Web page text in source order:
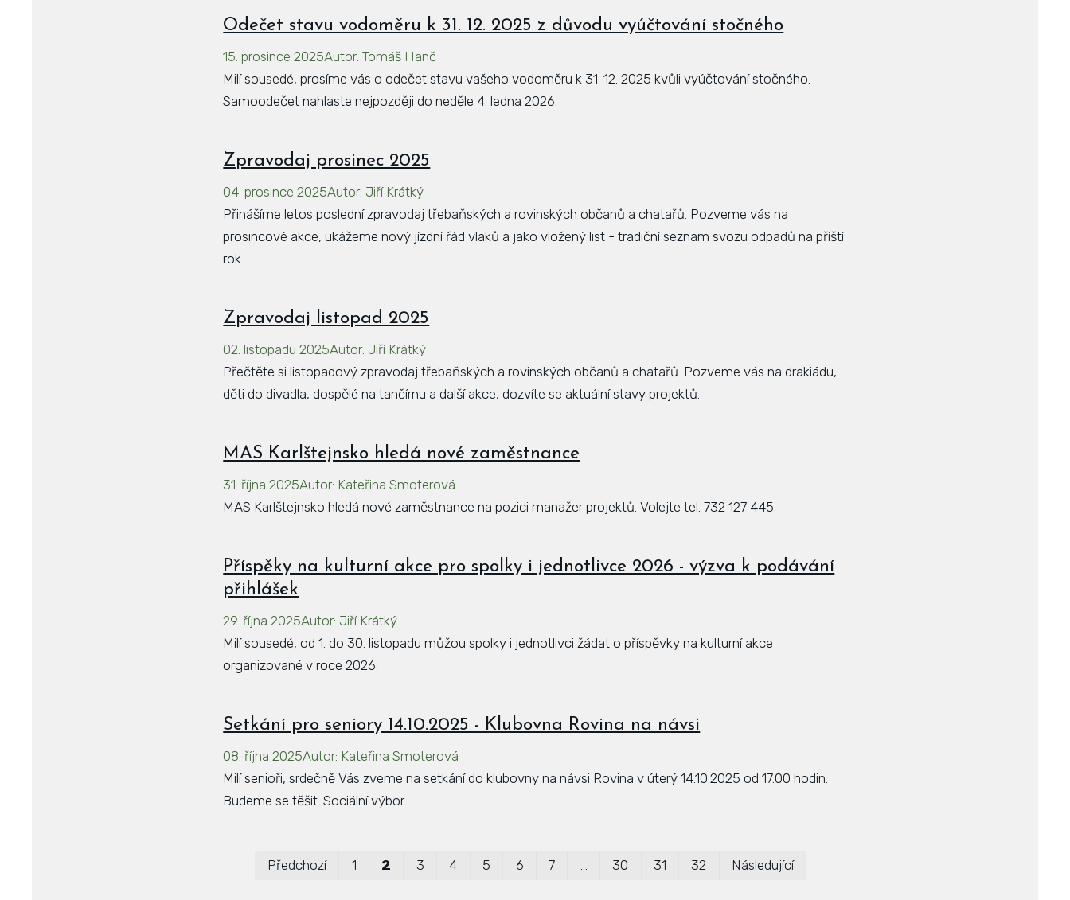
Odečet stavu vodoměru k 31. 12. 2025 z důvodu vyúčtování stočného
15. prosince 2025Autor: Tomáš Hanč
Milí sousedé, prosíme vás o odečet stavu vašeho vodoměru k 31. 12. 2025 kvůli vyúčtování stočného.
Samoodečet nahlaste nejpozději do neděle 4. ledna 2026.
Zpravodaj prosinec 2025
04. prosince 2025Autor: Jiří Krátký
Přinášíme letos poslední zpravodaj třebaňských a rovinských občanů a chatařů. Pozveme vás na
prosincové akce, ukážeme nový jízdní řád vlaků a jako vložený list - tradiční seznam svozu odpadů na příští
rok.
Zpravodaj listopad 2025
02. listopadu 2025Autor: Jiří Krátký
Přečtěte si listopadový zpravodaj třebaňských a rovinských občanů a chatařů. Pozveme vás na drakiádu,
děti do divadla, dospělé na tančírnu a další akce, dozvíte se aktuální stavy projektů.
MAS Karlštejnsko hledá nové zaměstnance
31. října 2025Autor: Kateřina Smoterová
MAS Karlštejnsko hledá nové zaměstnance na pozici manažer projektů. Volejte tel. 732 127 445.
Příspěky na kulturní akce pro spolky i jednotlivce 2026 - výzva k podávání
přihlášek
29. října 2025Autor: Jiří Krátký
Milí sousedé, od 1. do 30. listopadu můžou spolky i jednotlivci žádat o příspěvky na kulturní akce
organizované v roce 2026.
Setkání pro seniory 14.10.2025 - Klubovna Rovina na návsi
08. října 2025Autor: Kateřina Smoterová
Milí senioři, srdečně Vás zveme na setkání do klubovny na návsi Rovina v úterý 14.10.2025 od 17.00 hodin.
Budeme se těšit. Sociální výbor.
Předchozí 1 2 3 4 5 6 7 … 30 31 32 Následující